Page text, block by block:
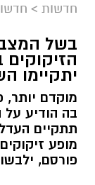
חדשות >
בשל המצב
הזיקוקים
יתקיימו
מוקדם
בה הודיע
תתקיים
מופע
פורסם,